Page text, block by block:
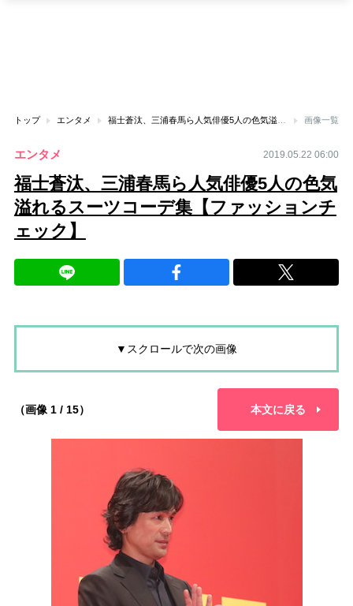
トップ エンタメ 福士蒼汰、三浦春馬ら人気俳優5人の色気溢れるスーツコーデ集【ファッションチェック】 画像一覧
エンタメ 2019.05.22 06:00
福士蒼汰、三浦春馬ら人気俳優5人の色気
溢れるスーツコーデ集【ファッションチ
ェック】
▼スクロールで次の画像
（画像 1 / 15） 本文に戻る